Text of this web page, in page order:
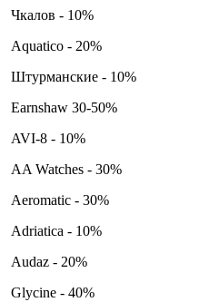
Чкалов - 10%
Aquatico - 20%
Штурманские - 10%
Earnshaw 30-50%
AVI-8 - 10%
AA Watches - 30%
Aeromatic - 30%
Adriatica - 10%
Audaz - 20%
Glycine - 40%